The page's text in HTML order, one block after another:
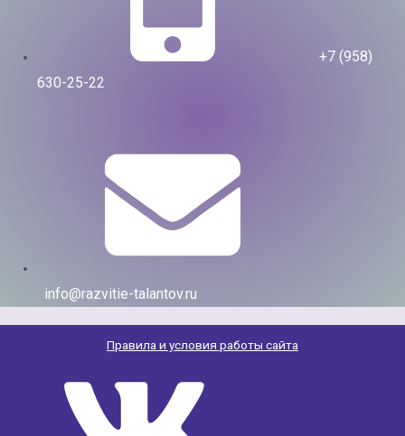
+7 (958)
630-25-22
info@razvitie-talantov.ru
Правила и условия работы сайта